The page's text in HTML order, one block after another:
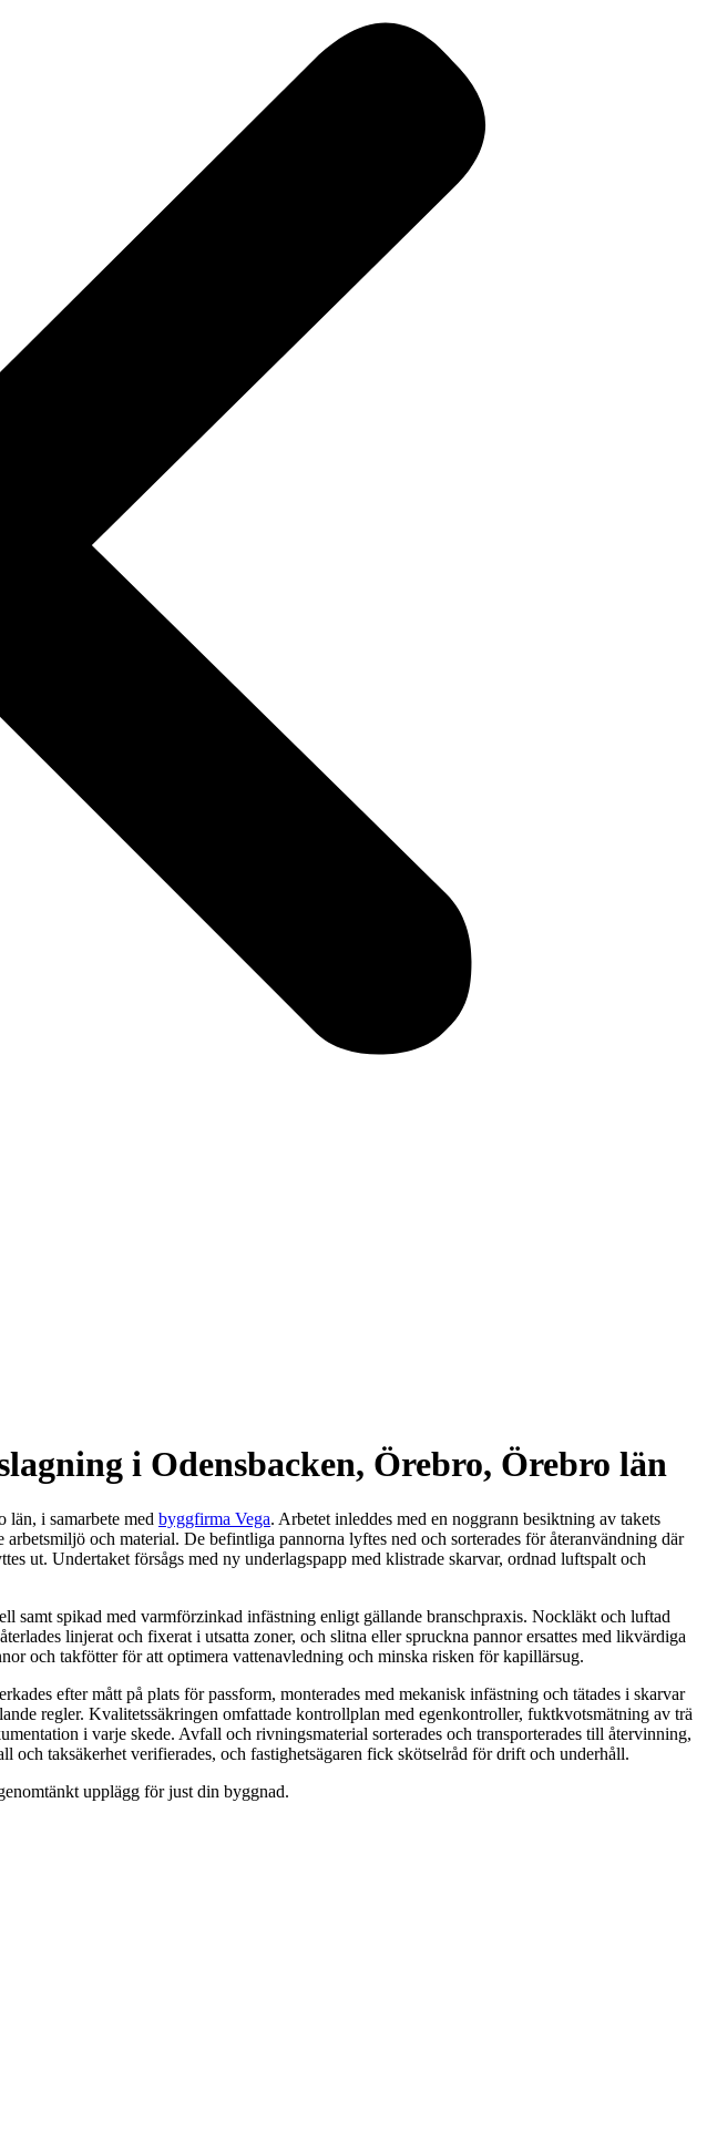
i Odensbacken, Örebro, Örebro län
län, i samarbete med byggfirma Vega. Arbetet inleddes med en noggrann besiktning av takets
och material. De befintliga pannorna lyftes ned och sorterades för återanvändning där
ut. Undertaket försågs med ny underlagspapp med klistrade skarvar, ordnad luftspalt och
samt spikad med varmförzinkad infästning enligt gällande branschpraxis. Nockläkt och luftad
linjerat och fixerat i utsatta zoner, och slitna eller spruckna pannor ersattes med likvärdiga
och takfötter för att optimera vattenavledning och minska risken för kapillärsug.
efter mått på plats för passform, monterades med mekanisk infästning och tätades i skarvar
regler. Kvalitetssäkringen omfattade kontrollplan med egenkontroller, fuktkvotsmätning av trä
i varje skede. Avfall och rivningsmaterial sorterades och transporterades till återvinning,
och taksäkerhet verifierades, och fastighetsägaren fick skötselråd för drift och underhåll.
upplägg för just din byggnad.